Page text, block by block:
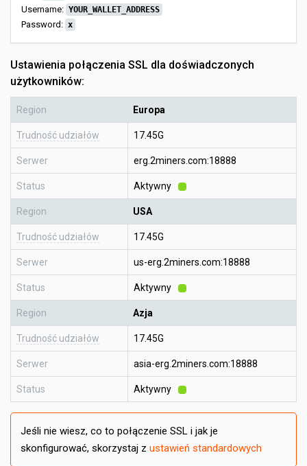
Username: YOUR_WALLET_ADDRESS
Password: x
Ustawienia połączenia SSL dla doświadczonych
użytkowników:
Region Europa
Trudność udziałów 17.45G
Serwer erg.2miners.com:18888
Status Aktywny
Region USA
Trudność udziałów 17.45G
Serwer us-erg.2miners.com:18888
Status Aktywny
Region Azja
Trudność udziałów 17.45G
Serwer asia-erg.2miners.com:18888
Status Aktywny
Jeśli nie wiesz, co to połączenie SSL i jak je
skonfigurować, skorzystaj z ustawień standardowych